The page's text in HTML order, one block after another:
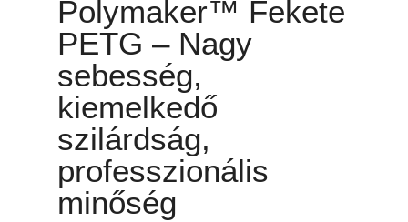
Polymaker™ Fekete
PETG – Nagy
sebesség,
kiemelkedő
szilárdság,
professzionális
minőség